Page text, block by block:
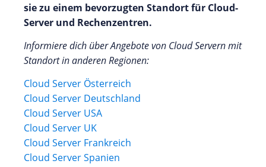
sie zu einem bevorzugten Standort für Cloud-
Server und Rechenzentren.
Informiere dich über Angebote von Cloud Servern mit
Standort in anderen Regionen:
Cloud Server Österreich
Cloud Server Deutschland
Cloud Server USA
Cloud Server UK
Cloud Server Frankreich
Cloud Server Spanien